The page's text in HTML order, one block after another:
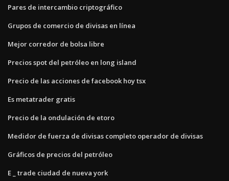
Pares de intercambio criptográfico
Grupos de comercio de divisas en línea
Mejor corredor de bolsa libre
Precios spot del petróleo en long island
Precio de las acciones de facebook hoy tsx
Es metatrader gratis
Precio de la ondulación de etoro
Medidor de fuerza de divisas completo operador de divisas
Gráficos de precios del petróleo
E _ trade ciudad de nueva york